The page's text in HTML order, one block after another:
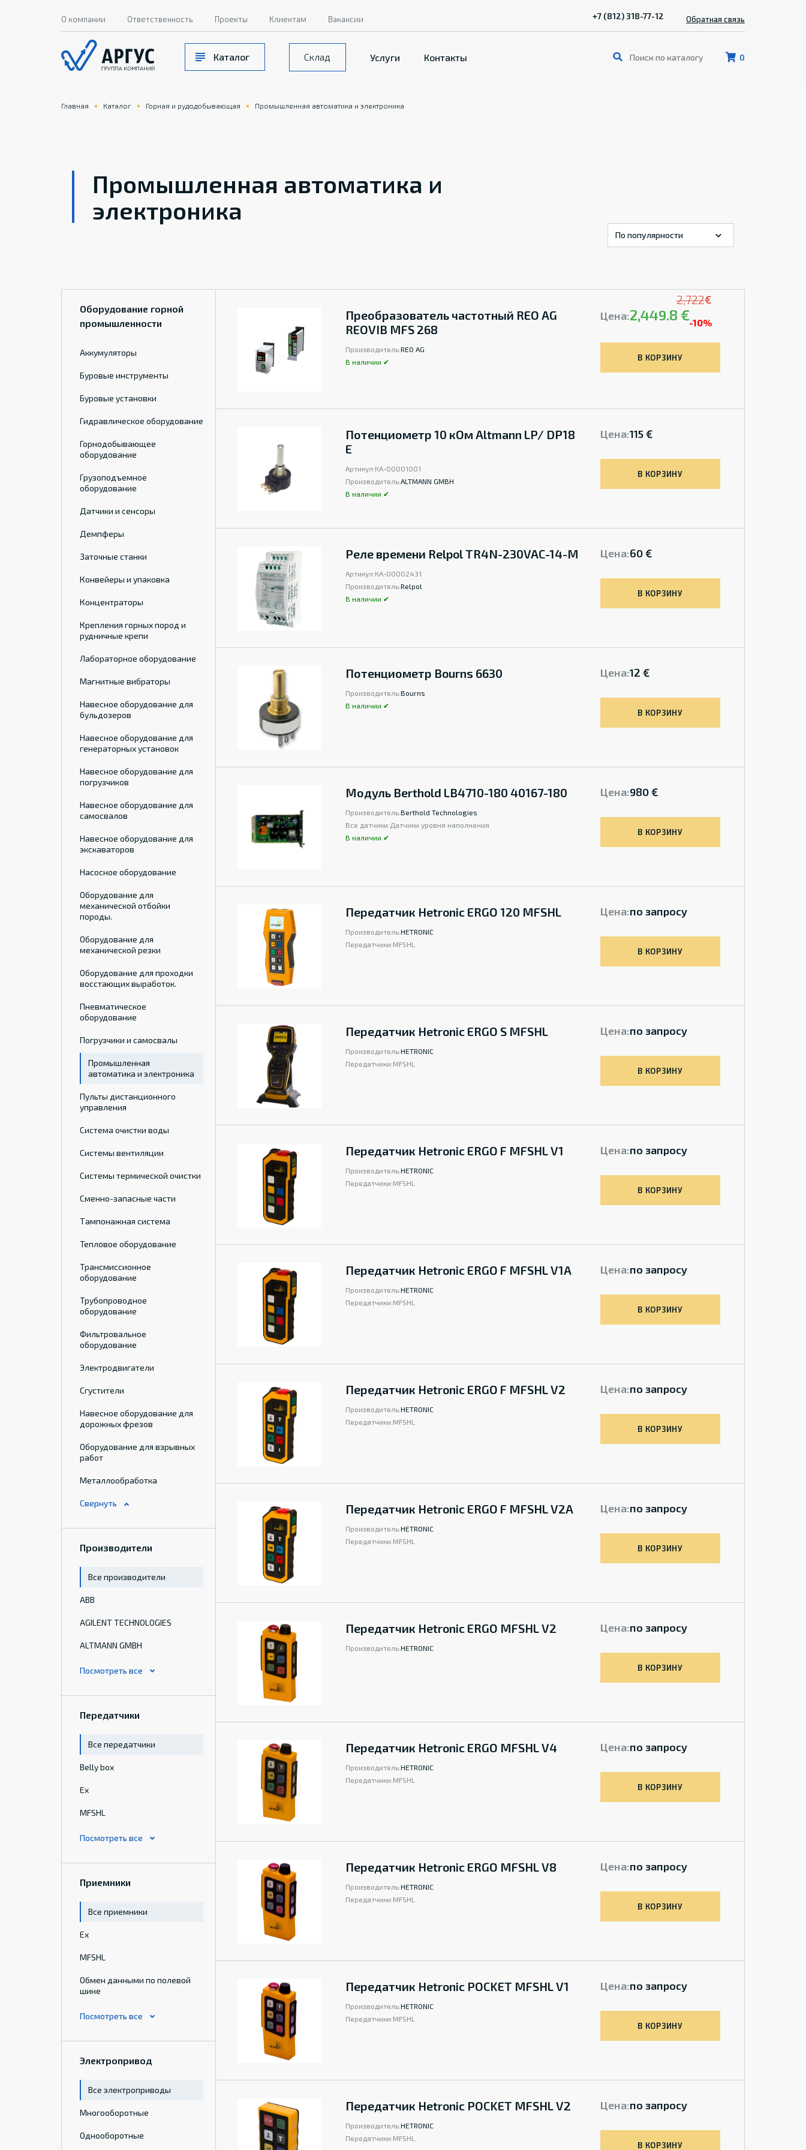
0
Каталог Склад Услуги Контакты
О компании Ответственность Проекты Клиентам Вакансии +7 (812) 318-77-12 Обратная связь
Главная Каталог Горная и рудодобывающая Промышленная автоматика и электроника
Промышленная автоматика и
электроника
Оборудование горной
промышленности
Аккумуляторы
Буровые инструменты
Буровые установки
Гидравлическое оборудование
Горнодобывающее
оборудование
Грузоподъемное
оборудование
Датчики и сенсоры
Демпферы
Заточные станки
Конвейеры и упаковка
Концентраторы
Крепления горных пород и
рудничные крепи
Лабораторное оборудование
Магнитные вибраторы
Навесное оборудование для
бульдозеров
Навесное оборудование для
генераторных установок
Навесное оборудование для
погрузчиков
Навесное оборудование для
самосвалов
Навесное оборудование для
экскаваторов
Насосное оборудование
Оборудование для
механической отбойки
породы.
Оборудование для
механической резки
Оборудование для проходки
восстающих выработок.
Пневматическое
оборудование
Погрузчики и самосвалы
Промышленная
автоматика и электроника
Пульты дистанционного
управления
Система очистки воды
Системы вентиляции
Системы термической очистки
Сменно-запасные части
Тампонажная система
Тепловое оборудование
Трансмиссионное
оборудование
Трубопроводное
оборудование
Фильтровальное
оборудование
Электродвигатели
Сгустители
Навесное оборудование для
дорожных фрезов
Оборудование для взрывных
работ
Металлообработка
Производители
Все производители
ABB
AGILENT TECHNOLOGIES
ALTMANN GMBH
Передатчики
Все передатчики
Belly box
Ex
MFSHL
Приемники
Все приемники
Ex
MFSHL
Обмен данными по полевой
шине
Электропривод
Все электроприводы
Многооборотные
Однооборотные
Преобразователь частотный REO AG
REOVIB MFS 268
Производитель:REO AG
В наличии ✔
Цена:2,449.8 €
2,722€
-10%
В КОРЗИНУ
Потенциометр 10 кОм Altmann LP/ DP18
E
Артикул:КА-00001001
Производитель:ALTMANN GMBH
В наличии ✔
Цена:115 €
В КОРЗИНУ
Реле времени Relpol TR4N-230VAC-14-M
Артикул:КА-00002431
Производитель:Relpol
В наличии ✔
Цена:60 €
В КОРЗИНУ
Потенциометр Bourns 6630
Производитель:Bourns
В наличии ✔
Цена:12 €
В КОРЗИНУ
Модуль Berthold LB4710-180 40167-180
Производитель:Berthold Technologies
Все датчики: Датчики уровня наполнения
В наличии ✔
Цена:980 €
В КОРЗИНУ
Передатчик Hetronic ERGO 120 MFSHL
Производитель:HETRONIC
Передатчики:MFSHL
Цена:по запросу
В КОРЗИНУ
Передатчик Hetronic ERGO S MFSHL
Производитель:HETRONIC
Передатчики:MFSHL
Цена:по запросу
В КОРЗИНУ
Передатчик Hetronic ERGO F MFSHL V1
Производитель:HETRONIC
Передатчики:MFSHL
Цена:по запросу
В КОРЗИНУ
Передатчик Hetronic ERGO F MFSHL V1A
Производитель:HETRONIC
Передатчики:MFSHL
Цена:по запросу
В КОРЗИНУ
Передатчик Hetronic ERGO F MFSHL V2
Производитель:HETRONIC
Передатчики:MFSHL
Цена:по запросу
В КОРЗИНУ
Передатчик Hetronic ERGO F MFSHL V2A
Производитель:HETRONIC
Передатчики:MFSHL
Цена:по запросу
В КОРЗИНУ
Передатчик Hetronic ERGO MFSHL V2
Производитель:HETRONIC
Цена:по запросу
В КОРЗИНУ
Передатчик Hetronic ERGO MFSHL V4
Производитель:HETRONIC
Передатчики:MFSHL
Цена:по запросу
В КОРЗИНУ
Передатчик Hetronic ERGO MFSHL V8
Производитель:HETRONIC
Передатчики:MFSHL
Цена:по запросу
В КОРЗИНУ
Передатчик Hetronic POCKET MFSHL V1
Производитель:HETRONIC
Передатчики:MFSHL
Цена:по запросу
В КОРЗИНУ
Передатчик Hetronic POCKET MFSHL V2
Производитель:HETRONIC
Передатчики:MFSHL
Цена:по запросу
В КОРЗИНУ